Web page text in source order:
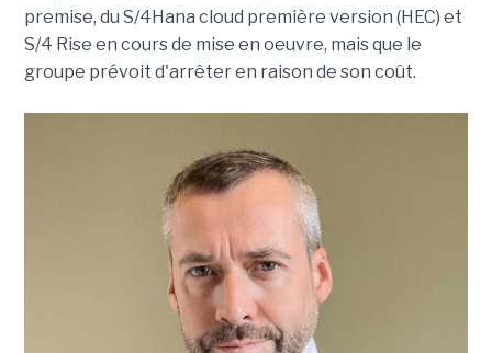
premise, du S/4Hana cloud première version (HEC) et
S/4 Rise en cours de mise en oeuvre, mais que le
groupe prévoit d'arrêter en raison de son coût.